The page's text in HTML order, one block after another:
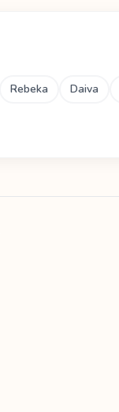
Rebeka Daiva